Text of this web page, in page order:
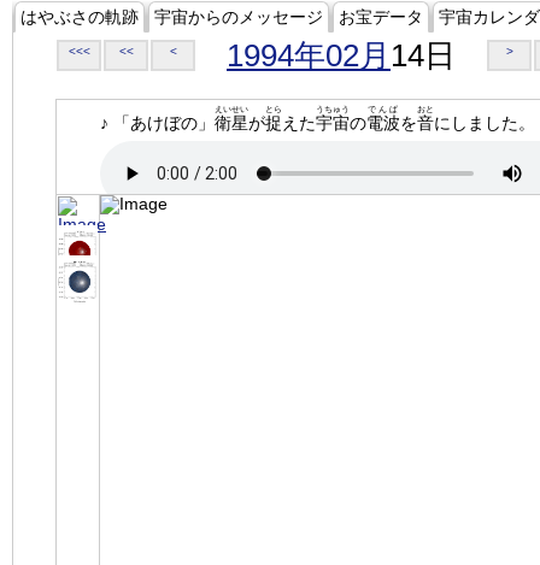
はやぶさの軌跡 宇宙からのメッセージ お宝データ 宇宙カレン
<<< << < 1994年02月 14日 >
♪ 「あけぼの」 衛星
えいせい
が捉
とら
えた宇宙
うちゅう
の電波
でんぱ
を音
おと
にしました。